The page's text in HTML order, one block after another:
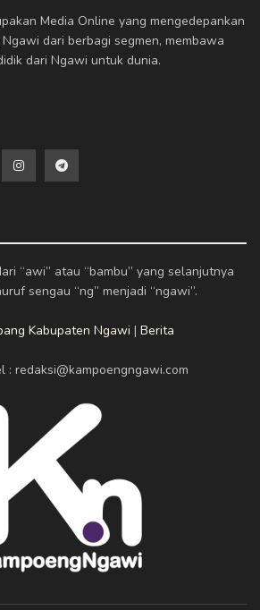
Media Online yang mengedepankan
dari berbagi segmen, membawa
dari Ngawi untuk dunia.
“awi” atau “bambu” yang selanjutnya
sengau “ng” menjadi “ngawi”.
Kabupaten Ngawi | Berita
: redaksi@kampoengngawi.com